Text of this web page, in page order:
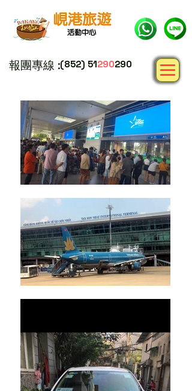
報團專線 :(852) 51290290